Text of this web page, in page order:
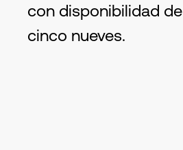
con disponibilidad de
cinco nueves.